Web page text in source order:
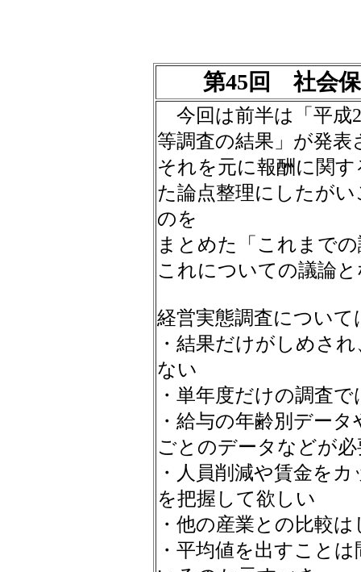
第45回 社会保
今回は前半は「平成
等調査の結果」が発表
それを元に報酬に関
た論点整理にしたが
のを
まとめた「これまで
これについての議論
経営実態調査について
・結果だけがしめさ
ない
・単年度だけの調査
・給与の年齢別デー
ごとのデータなどが必
・人員削減や賃金を
を把握して欲しい
・他の産業との比較
・平均値を出すこと